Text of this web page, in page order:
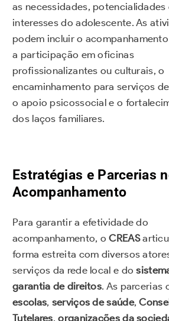
as necessidades, potencialidades
interesses do adolescente. As
podem incluir o acompanhamento
a participação em oficinas
profissionalizantes ou culturais, o
encaminhamento para serviços
o apoio psicossocial e o
dos laços familiares.
Estratégias e Parcerias
Acompanhamento
Para garantir a efetividade do
acompanhamento, oCREAS
forma estreita com diversos
serviços da rede local e do
garantia de direitos. As parcerias
escolas, serviços de saúde,
Tutelares,organizações da